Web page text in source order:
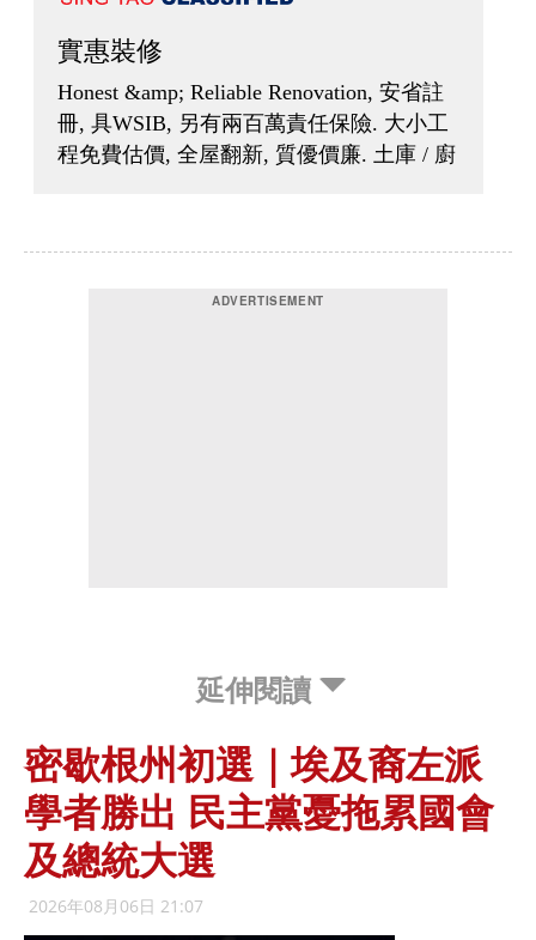
延伸閱讀
密歇根州初選｜埃及裔左派
學者勝出 民主黨憂拖累國會
及總統大選
2026年08月06日 21:07